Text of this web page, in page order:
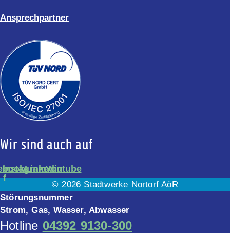
Ansprechpartner
Wir sind auch auf
f
Instagram
LinkedinYoutube
© 2026 Stadtwerke Nortorf AöR
Störungsnummer
Strom, Gas, Wasser, Abwasser
Hotline 04392 9130-300